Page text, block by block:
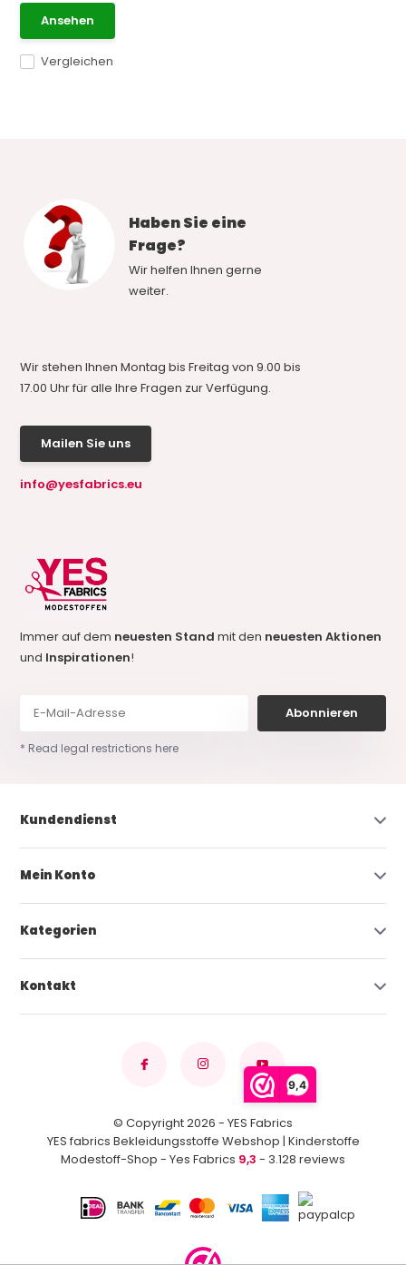
9,4
Vergleichen
Ansehen
Haben Sie eine
Frage?
Wir helfen Ihnen gerne
weiter.
Wir stehen Ihnen Montag bis Freitag von 9.00 bis
17.00 Uhr für alle Ihre Fragen zur Verfügung.
Mailen Sie uns
info@yesfabrics.eu
Immer auf dem neuesten Standmit den neuesten Aktionen
und Inspirationen!
Abonnieren
* Read legal restrictions here
Kundendienst
Mein Konto
Kategorien
Kontakt
© Copyright 2026 - YES Fabrics
YES fabrics Bekleidungsstoffe Webshop | Kinderstoffe
Modestoff-Shop - Yes Fabrics 9,3 - 3.128 reviews